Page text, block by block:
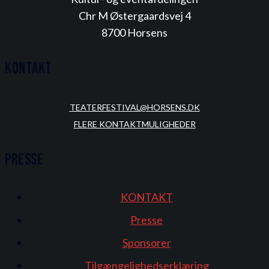
Chr M Østergaardsvej 4
8700 Horsens
TEATERFESTIVAL@HORSENS.DK
FLERE KONTAKTMULIGHEDER
KONTAKT
Presse
Sponsorer
Tilgængelighedserklæring